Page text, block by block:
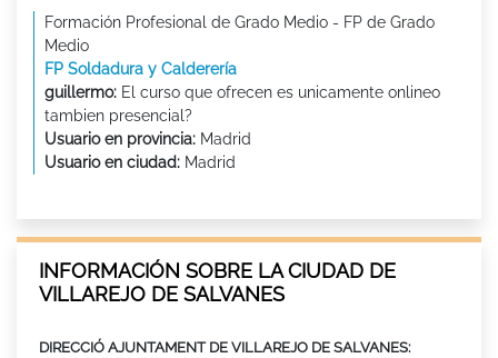
Formación Profesional de Grado Medio - FP de Grado
Medio
FP Soldadura y Calderería
guillermo: El curso que ofrecen es unicamente onlineo
tambien presencial?
Usuario en provincia: Madrid
Usuario en ciudad: Madrid
INFORMACIÓN SOBRE LA CIUDAD DE
VILLAREJO DE SALVANES
DIRECCIÓ AJUNTAMENT DE VILLAREJO DE SALVANES: